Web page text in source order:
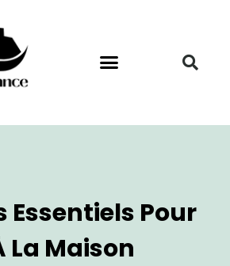
Essentiels Pour
La Maison